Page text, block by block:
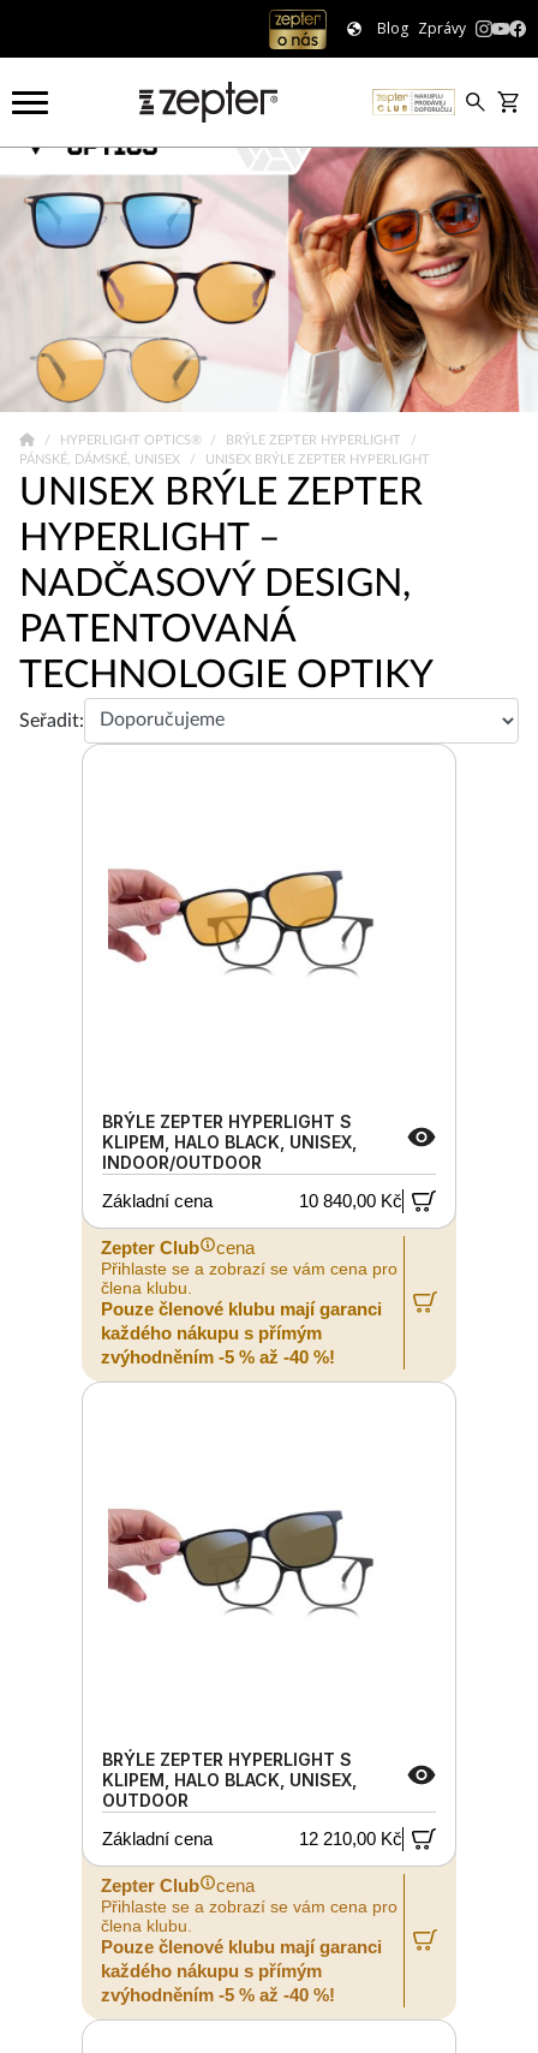
Blog Zprávy
HYPERLIGHT OPTICS®
BRÝLE ZEPTER HYPERLIGHT
PÁNSKÉ, DÁMSKÉ, UNISEX
UNISEX BRÝLE ZEPTER HYPERLIGHT
UNISEX BRÝLE ZEPTER
HYPERLIGHT –
NADČASOVÝ DESIGN,
PATENTOVANÁ
TECHNOLOGIE OPTIKY
Seřadit:
BRÝLE ZEPTER HYPERLIGHT S
KLIPEM, HALO BLACK, UNISEX,
INDOOR/OUTDOOR
Základní cena
10 840,00 Kč
Zepter Club cena
Přihlaste se a zobrazí se vám cena pro
člena klubu.
Pouze členové klubu mají garanci
každého nákupu s přímým
zvýhodněním -5 % až -40 %!
BRÝLE ZEPTER HYPERLIGHT S
KLIPEM, HALO BLACK, UNISEX,
OUTDOOR
Základní cena
12 210,00 Kč
Zepter Club cena
Přihlaste se a zobrazí se vám cena pro
člena klubu.
Pouze členové klubu mají garanci
každého nákupu s přímým
zvýhodněním -5 % až -40 %!